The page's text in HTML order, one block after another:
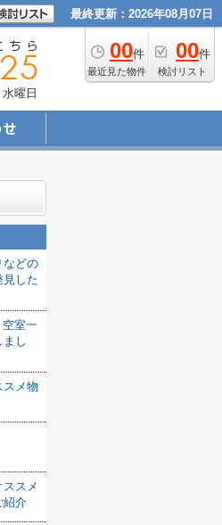
最終更新：2026年08月07日
00件
最近見た物件
00件
検討リスト
曜日
などの
見した
室一
まし
スメ物
スメ
紹介